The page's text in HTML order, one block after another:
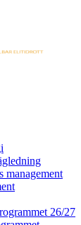
management
26/27